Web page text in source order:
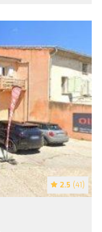
2.5 (41)